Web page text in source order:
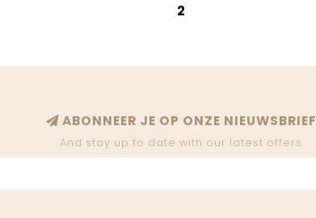
2
ABONNEER JE OP ONZE NIEUWSBRIEF
And stay up to date with our latest offers